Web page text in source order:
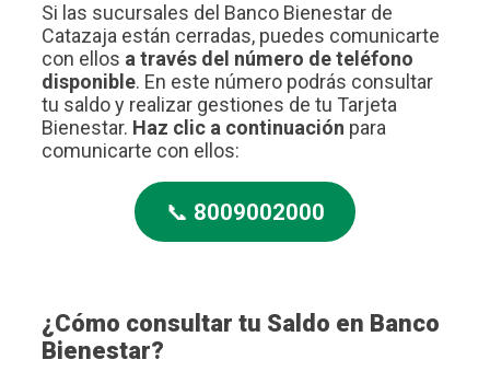
Si las sucursales del Banco Bienestar de
Catazaja están cerradas, puedes comunicarte
con ellos a través del número de teléfono
disponible. En este número podrás consultar
tu saldo y realizar gestiones de tu Tarjeta
Bienestar. Haz clic a continuación para
comunicarte con ellos:
📞 8009002000
¿Cómo consultar tu Saldo en Banco
Bienestar?